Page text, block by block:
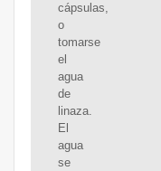
cápsulas,
o
tomarse
el
agua
de
linaza.
El
agua
se